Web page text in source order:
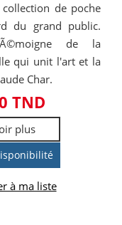
de poche
du grand public.
de la
qui unit l'art et la
Char.
TND
plus
à ma liste